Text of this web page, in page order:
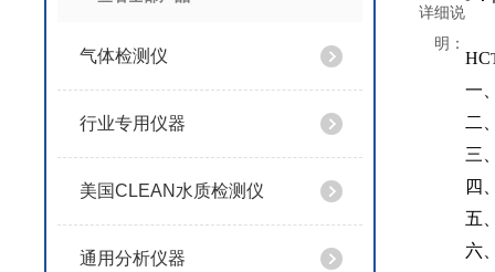
气体检测仪
行业专用仪器
美国CLEAN水质检测仪
通用分析仪器
详细说
明：
HC
一
二
三
四
五
六